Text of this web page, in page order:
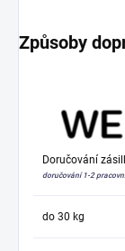
Způsoby
Doručování
doručování 1-2
do 30 kg